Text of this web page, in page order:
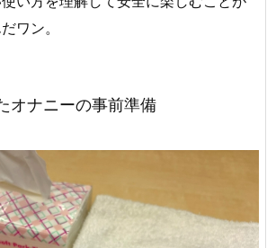
ワン。
オナニーの事前準備